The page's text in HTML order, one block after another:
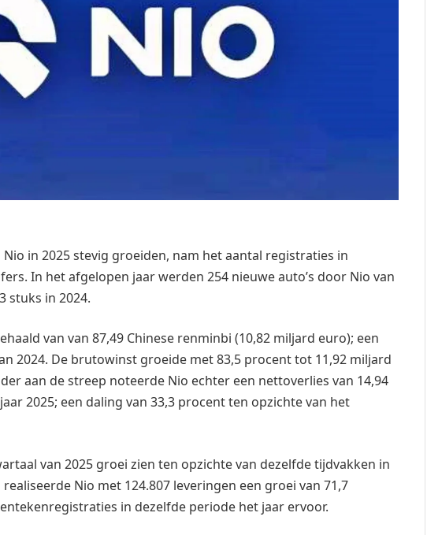
in 2025 stevig groeiden, nam het aantal registraties in
In het afgelopen jaar werden 254 nieuwe auto’s door Nio van
stuks in 2024.
van van 87,49 Chinese renminbi (10,82 miljard euro); een
2024. De brutowinst groeide met 83,5 procent tot 11,92 miljard
aan de streep noteerde Nio echter een nettoverlies van 14,94
2025; een daling van 33,3 procent ten opzichte van het
van 2025 groei zien ten opzichte van dezelfde tijdvakken in
Nio met 124.807 leveringen een groei van 71,7
in dezelfde periode het jaar ervoor.